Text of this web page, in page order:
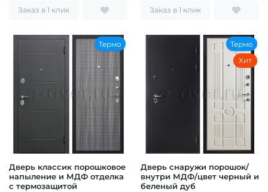
Заказ в 1 клик Заказ в 1 клик
Термо
Дверь классик порошковое
напыление и МДФ отделка
с термозащитой
Термо
Хит
Дверь снаружи порошок/
внутри МДФ/цвет черный и
беленый дуб